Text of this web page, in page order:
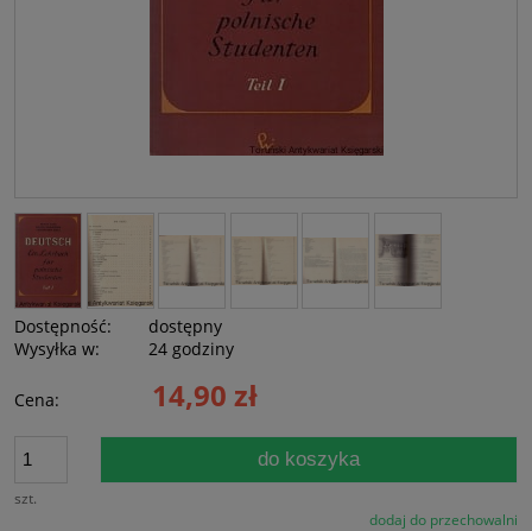
Dostępność:
dostępny
Wysyłka w:
24 godziny
Cena: 14,90 zł
szt.
do koszyka
dodaj do przechowalni